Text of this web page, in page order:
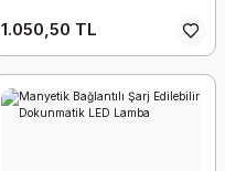
1.050,50 TL